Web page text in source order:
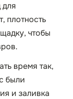
для
плотность
чтобы
время так,
были
и заливка